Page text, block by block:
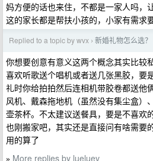
妈方便的话也来住，不都是一家人吗，
这的家长都是帮扶小孩的，小家有需求
Replied to a topic by wvx › 新婚礼物怎么选？
你想要创意有意义这两个概念其实比较
喜欢听歌送个唱机或者送几张黑胶，要
礼时你给拍拍然后连相机带胶卷都送他
风机、戴森拖地机（虽然没有集尘盒）
壶茶杯。不太建议送餐具，要是不喜欢
也刚搬家吧，其实还是直接问有啥需要
用的算了
» More replies by lueluev